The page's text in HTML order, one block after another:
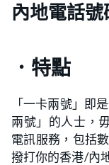
內地電話號
．特點
「一卡兩號」即
兩號」的人士，
電訊服務，包括
撥打你的香港/內